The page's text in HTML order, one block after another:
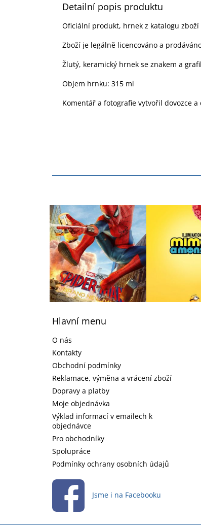
Detailní popis produktu
Oficiální produkt, hrnek z katalogu
Zboží je legálně licencováno a
Žlutý, keramický hrnek se znakem a
Objem hrnku: 315 ml
Komentář a fotografie vytvořil dovozce
Hlavní menu
O nás
Kontakty
Obchodní podmínky
Reklamace, výměna a vrácení zboží
Dopravy a platby
Moje objednávka
Výklad informací v emailech k
objednávce
Pro obchodníky
Spolupráce
Podmínky ochrany osobních údajů
Jsme i na Facebooku